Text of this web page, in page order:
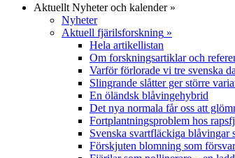
Aktuellt Nyheter och kalender»
Nyheter
Aktuell fjärilsforskning »
Hela artikellistan
Om forskningsartiklar och
Varför förlorade vi tre svenska
Slingrande slåtter ger större
En öländsk blåvingehybrid
Det nya normala får oss att
Fortplantningsproblem hos
Svenska svartfläckiga blåvingar
Förskjuten blomning som